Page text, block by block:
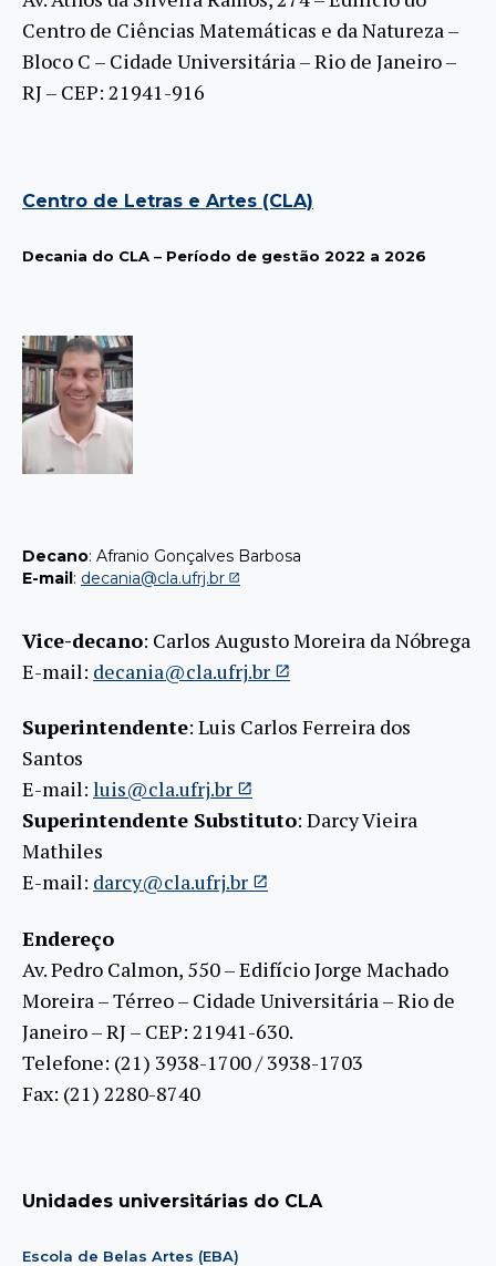
Centro de Ciências Matemáticas e da Natureza –
Bloco C – Cidade Universitária – Rio de Janeiro –
RJ – CEP: 21941-916
Centro de Letras e Artes (CLA)
Decania do CLA – Período de gestão 2022 a 2026
Decano: Afranio Gonçalves Barbosa
E-mail: decania@cla.ufrj.br
Vice-decano: Carlos Augusto Moreira da Nóbrega
E-mail: decania@cla.ufrj.br
Superintendente: Luis Carlos Ferreira dos
Santos
E-mail: luis@cla.ufrj.br
Superintendente Substituto: Darcy Vieira
Mathiles
E-mail: darcy@cla.ufrj.br
Endereço
Av. Pedro Calmon, 550 – Edifício Jorge Machado
Moreira – Térreo – Cidade Universitária – Rio de
Janeiro – RJ – CEP: 21941-630.
Telefone: (21) 3938-1700 / 3938-1703
Fax: (21) 2280-8740
Unidades universitárias do CLA
Escola de Belas Artes (EBA)